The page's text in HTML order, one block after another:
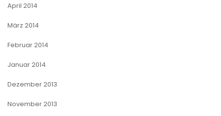
April 2014
März 2014
Februar 2014
Januar 2014
Dezember 2013
November 2013